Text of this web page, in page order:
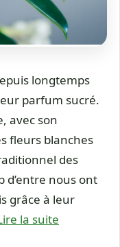
longtemps
parfum sucré.
avec son
fleurs blanches
des
d’entre nous ont
grâce à leur
la suite